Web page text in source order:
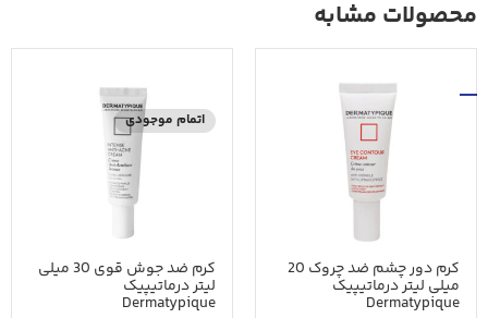
محصولات مشابه
کرم دور چشم ضد چروک 20
میلی لیتر درماتیپیک
Dermatypique
اتمام موجودی
کرم ضد جوش قوی 30 میلی
لیتر درماتیپیک
Dermatypique